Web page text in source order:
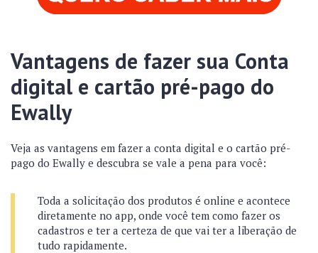
Vantagens de fazer sua Conta
digital e cartão pré-pago do
Ewally
Veja as vantagens em fazer a conta digital e o cartão pré-
pago do Ewally e descubra se vale a pena para você:
Toda a solicitação dos produtos é online e acontece
diretamente no app, onde você tem como fazer os
cadastros e ter a certeza de que vai ter a liberação de
tudo rapidamente.